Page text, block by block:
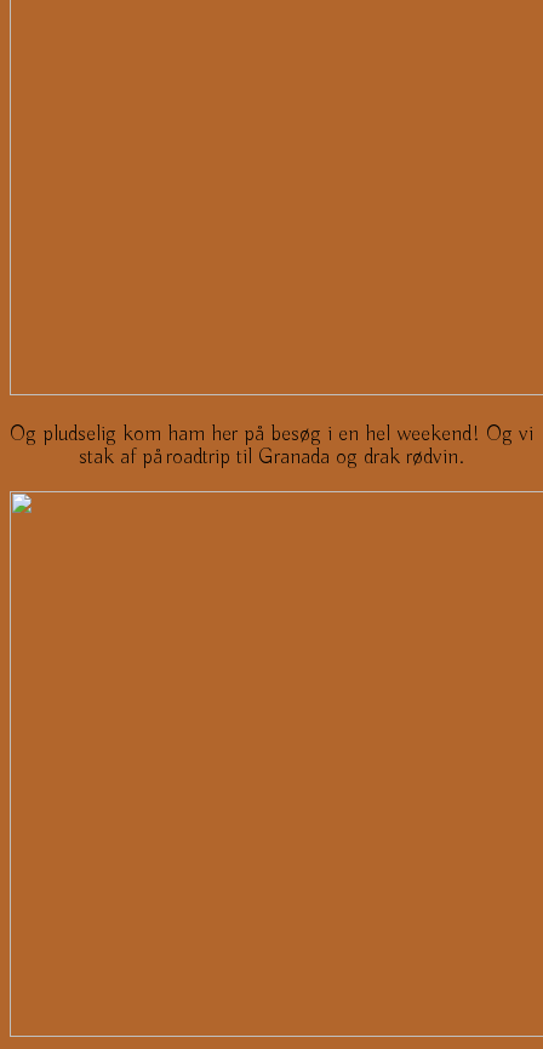
Og pludselig kom ham her på besøg i en hel weekend! Og vi
stak af på roadtrip til Granada og drak rødvin.